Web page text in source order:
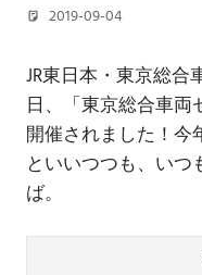
2019-09-04
JR東日本・東京総合
日、「東京総合車両
開催されました！今
といいつつも、い
ば。